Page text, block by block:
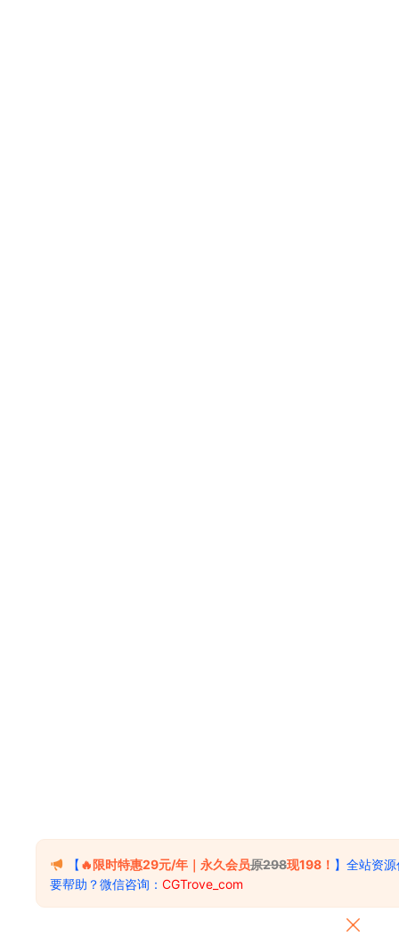
【 🔥限时特惠29元/年｜永久会员原298现198！ 】全站资
要帮助？微信咨询： CGTrove_com